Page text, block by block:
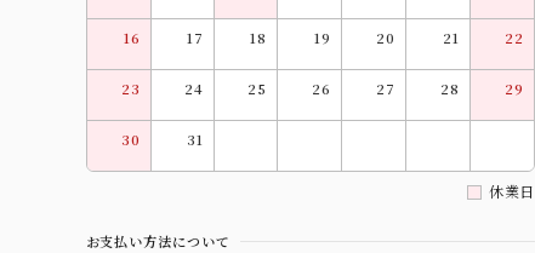
16 17 18 19 20 21 22
23 24 25 26 27 28 29
30 31
休業日
お支払い方法について